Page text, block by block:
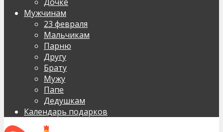
Мужчинам
23 февраля
Мальчикам
Парню
Другу
Брату
Мужу
Папе
Дедушкам
Календарь подарков